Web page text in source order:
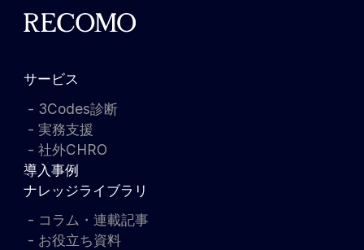
サービス
3Codes診断
実務支援
社外CHRO
導入事例
ナレッジライブラリ
コラム・連載記事
お役立ち資料